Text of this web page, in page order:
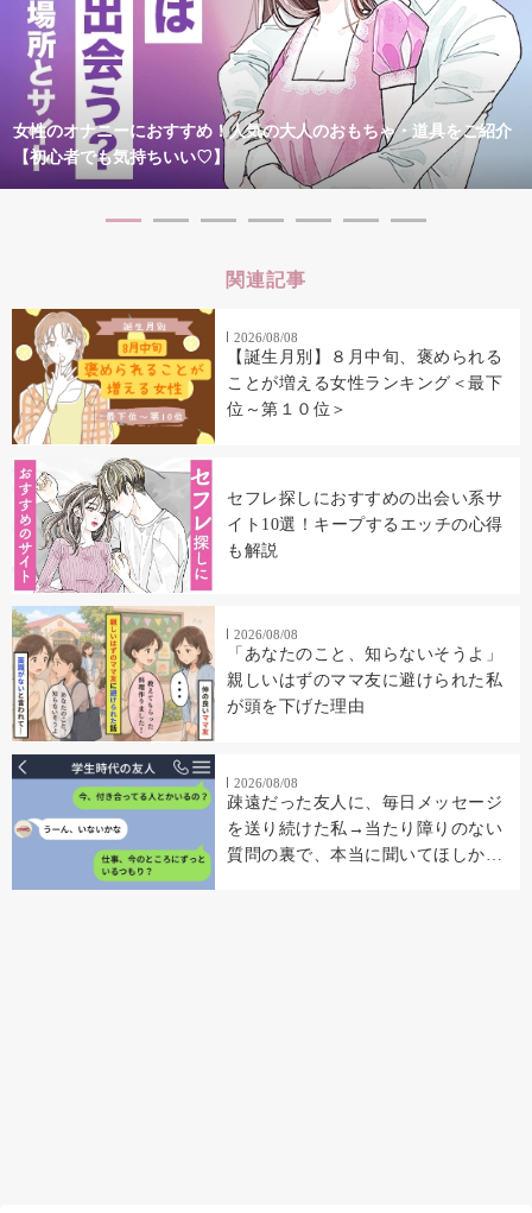
女性のオナニーにおすすめ！人気の大人のおもちゃ・道具をご紹介
【初心者でも気持ちいい♡】
関連記事
2026/08/08
【誕生月別】８月中旬、褒められる
ことが増える女性ランキング＜最下
位～第１０位＞
セフレ探しにおすすめの出会い系サ
イト10選！キープするエッチの心得
も解説
2026/08/08
「あなたのこと、知らないそうよ」
親しいはずのママ友に避けられた私
が頭を下げた理由
2026/08/08
疎遠だった友人に、毎日メッセージ
を送り続けた私→当たり障りのない
質問の裏で、本当に聞いてほしかっ